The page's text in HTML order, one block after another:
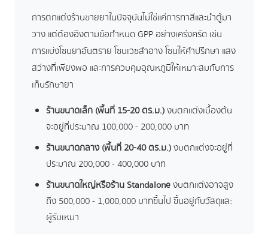
การตกแต่งร้านขายยาในปัจจุบันไม่ใช่แค่การทาสีและนำตู้มา
วาง แต่ต้องอิงตามข้อกำหนด GPP อย่างเคร่งครัด เช่น
การแบ่งโซนยาอันตราย โซนเวชสำอาง โซนให้คำปรึกษา แสง
สว่างที่เพียงพอ และการควบคุมอุณหภูมิให้เหมาะสมกับการ
เก็บรักษายา
ร้านขนาดเล็ก (พื้นที่ 15-20 ตร.ม.)งบตกแต่งเบื้องต้น
จะอยู่ที่ประมาณ 100,000 - 200,000 บาท
ร้านขนาดกลาง (พื้นที่ 20-40 ตร.ม.)งบตกแต่งจะอยู่ที่
ประมาณ 200,000 - 400,000 บาท
ร้านขนาดใหญ่หรือร้าน Standaloneงบตกแต่งอาจสูง
ถึง 500,000 - 1,000,000 บาทขึ้นไป ขึ้นอยู่กับวัสดุและ
ผู้รับเหมา